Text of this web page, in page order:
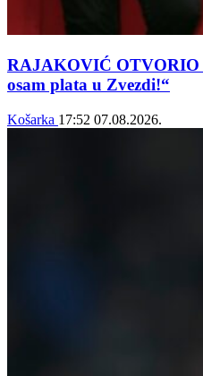
RAJAKOVIĆ OTVORIO
osam plata u Zvezdi!“
Košarka 17:52 07.08.2026.